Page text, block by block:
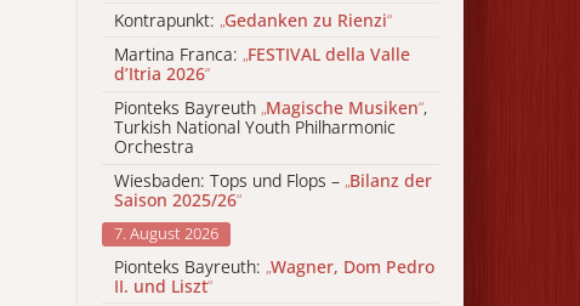
Kontrapunkt: „Gedanken zu Rienzi“
Martina Franca: „FESTIVAL della Valle
d’Itria 2026“
Pionteks Bayreuth „Magische Musiken“,
Turkish National Youth Philharmonic
Orchestra
Wiesbaden: Tops und Flops – „Bilanz der
Saison 2025/26“
7. August 2026
Pionteks Bayreuth: „Wagner, Dom Pedro
II. und Liszt“